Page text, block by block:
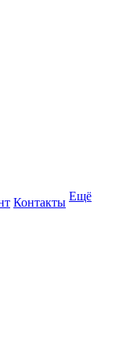
Контакты Ещё